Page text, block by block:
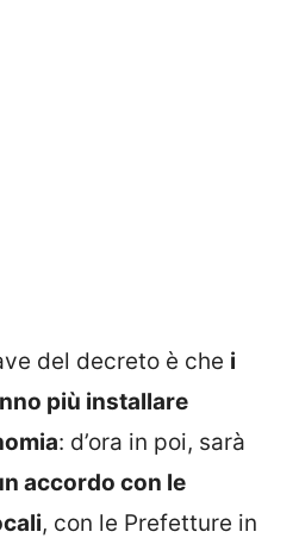
del decreto è che i
più installare
: d’ora in poi, sarà
accordo con le
, con le Prefetture in